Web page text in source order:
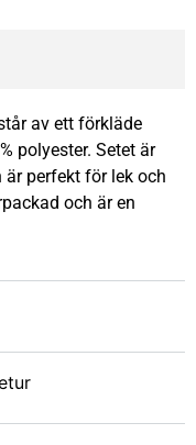
av ett förkläde
polyester. Setet är
perfekt för lek och
och är en